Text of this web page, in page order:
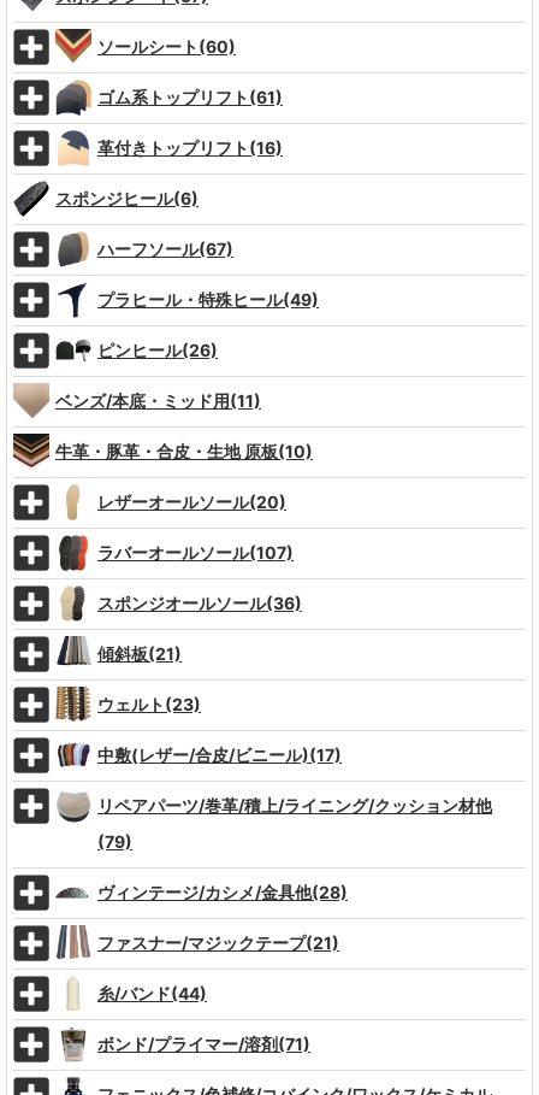
ソールシート(60)
ゴム系トップリフト(61)
革付きトップリフト(16)
スポンジヒール(6)
ハーフソール(67)
プラヒール・特殊ヒール(49)
ピンヒール(26)
ベンズ/本底・ミッド用(11)
牛革・豚革・合皮・生地 原板(10)
レザーオールソール(20)
ラバーオールソール(107)
スポンジオールソール(36)
傾斜板(21)
ウェルト(23)
中敷(レザー/合皮/ビニール)(17)
リペアパーツ/巻革/積上/ライニング/クッション材他
(79)
ヴィンテージ/カシメ/金具他(28)
ファスナー/マジックテープ(21)
糸/バンド(44)
ボンド/プライマー/溶剤(71)